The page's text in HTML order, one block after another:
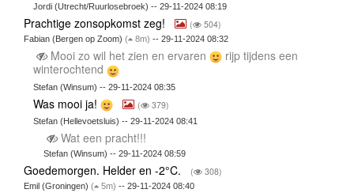
Jordi (Utrecht/Ruurlosebroek) -- 29-11-2024 08:19
Prachtige zonsopkomst zeg! ( 504)
Fabian (Bergen op Zoom) ( 8m) -- 29-11-2024 08:32
Mooi zo wil het zien en ervaren
rijp tijdens een
winterochtend
Stefan (Winsum) -- 29-11-2024 08:35
Was mooi ja! ( 379)
Stefan (Hellevoetsluis) -- 29-11-2024 08:41
Wat een pracht!!!
Stefan (Winsum) -- 29-11-2024 08:59
Goedemorgen. Helder en -2°C. ( 308)
Emil (Groningen) ( 5m) -- 29-11-2024 08:40